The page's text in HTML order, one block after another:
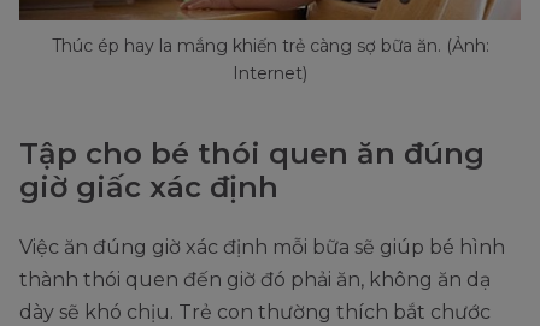
Thúc ép hay la mắng khiến trẻ càng sợ bữa ăn. (Ảnh:
Internet)
Tập cho bé thói quen ăn đúng
giờ giấc xác định
Việc ăn đúng giờ xác định mỗi bữa sẽ giúp bé hình
thành thói quen đến giờ đó phải ăn, không ăn dạ
dày sẽ khó chịu. Trẻ con thường thích bắt chước